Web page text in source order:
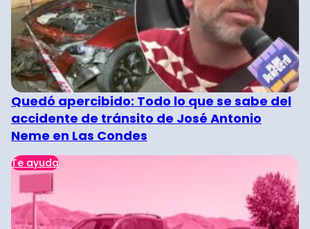
Quedó apercibido: Todo lo que se sabe del
accidente de tránsito de José Antonio
Neme en Las Condes
Te ayuda